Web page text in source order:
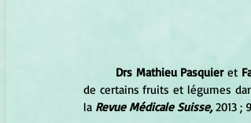
Drs Mathieu Pasquier et
de certains fruits et légumes
la Revue Médicale Suisse, 2013 ;